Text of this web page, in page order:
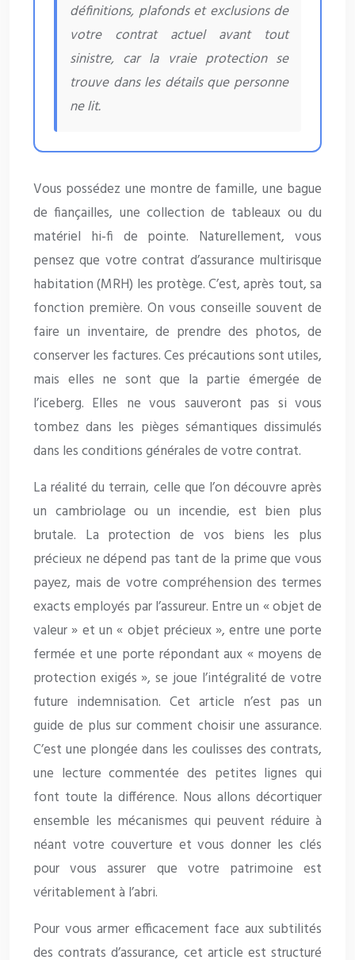
définitions, plafonds et exclusions de
votre contrat actuel avant tout
sinistre, car la vraie protection se
trouve dans les détails que personne
ne lit.
Vous possédez une montre de famille, une bague
de fiançailles, une collection de tableaux ou du
matériel hi-fi de pointe. Naturellement, vous
pensez que votre contrat d’assurance multirisque
habitation (MRH) les protège. C’est, après tout, sa
fonction première. On vous conseille souvent de
faire un inventaire, de prendre des photos, de
conserver les factures. Ces précautions sont utiles,
mais elles ne sont que la partie émergée de
l’iceberg. Elles ne vous sauveront pas si vous
tombez dans les pièges sémantiques dissimulés
dans les conditions générales de votre contrat.
La réalité du terrain, celle que l’on découvre après
un cambriolage ou un incendie, est bien plus
brutale. La protection de vos biens les plus
précieux ne dépend pas tant de la prime que vous
payez, mais de votre compréhension des termes
exacts employés par l’assureur. Entre un « objet de
valeur » et un « objet précieux », entre une porte
fermée et une porte répondant aux « moyens de
protection exigés », se joue l’intégralité de votre
future indemnisation. Cet article n’est pas un
guide de plus sur comment choisir une assurance.
C’est une plongée dans les coulisses des contrats,
une lecture commentée des petites lignes qui
font toute la différence. Nous allons décortiquer
ensemble les mécanismes qui peuvent réduire à
néant votre couverture et vous donner les clés
pour vous assurer que votre patrimoine est
véritablement à l’abri.
Pour vous armer efficacement face aux subtilités
des contrats d’assurance, cet article est structuré